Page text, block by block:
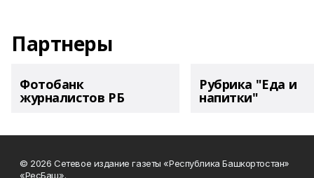
Партнеры
Фотобанк
журналистов РБ
Рубрика "Еда и
напитки"
© 2026 Сетевое издание газеты «Республика Башкортостан»
«РесБаш».